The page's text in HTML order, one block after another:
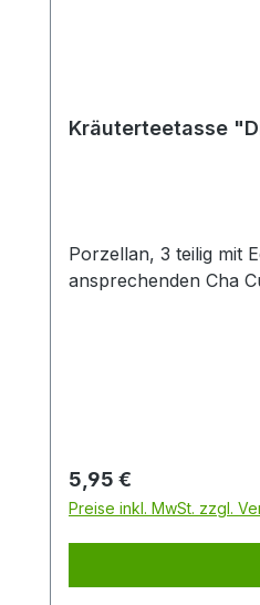
Kräuterteetasse
Porzellan, 3 teilig mit Edelstahlsieb, 0,25l -
ansprechenden Cha
Regulärer Preis:
5,95 €
Preise inkl. MwSt. zzgl.